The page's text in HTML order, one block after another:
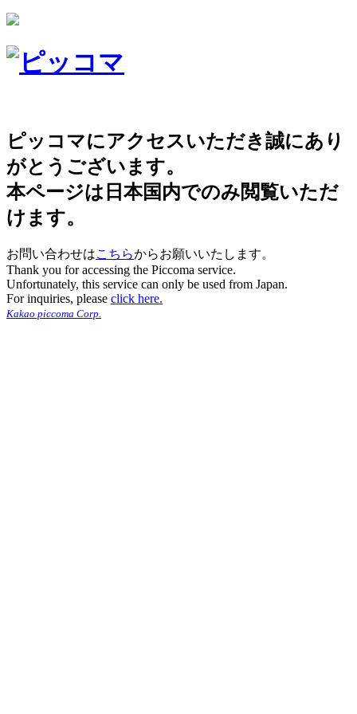
ピッコマにアクセスいただき誠にあり
がとうございます。
本ページは日本国内でのみ閲覧いただ
けます。
お問い合わせはこちらからお願いいたします。
Thank you for accessing the Piccoma service.
Unfortunately, this service can only be used from Japan.
For inquiries, please click here.
Kakao piccoma Corp.